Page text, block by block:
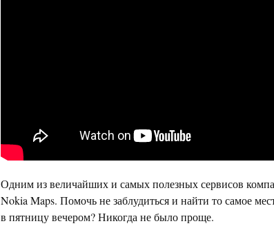
Одним из величайших и самых полезных сервисов
Nokia Maps. Помочь не заблудиться и найти то самое
в пятницу вечером? Никогда не было проще.